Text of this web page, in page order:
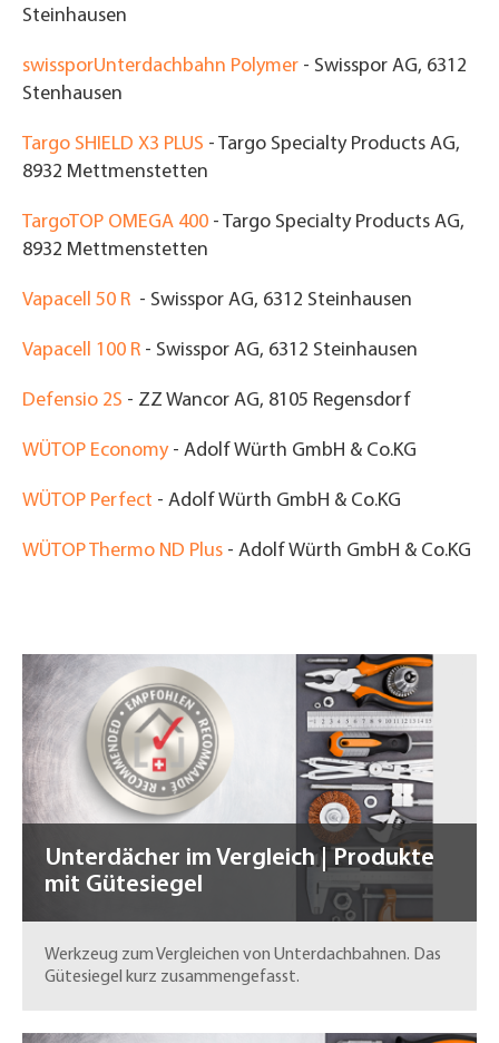
Steinhausen
swissporUnterdachbahn Polymer - Swisspor AG, 6312
Stenhausen
Targo SHIELD X3 PLUS - Targo Specialty Products AG,
8932 Mettmenstetten
TargoTOP OMEGA 400 - Targo Specialty Products AG,
8932 Mettmenstetten
Vapacell 50 R - Swisspor AG, 6312 Steinhausen
Vapacell 100 R - Swisspor AG, 6312 Steinhausen
Defensio 2S - ZZ Wancor AG, 8105 Regensdorf
WÜTOP Economy- Adolf Würth GmbH & Co.KG
WÜTOP Perfect - Adolf Würth GmbH & Co.KG
WÜTOP Thermo ND Plus - Adolf Würth GmbH & Co.KG
Unterdächer im Vergleich | Produkte
mit Gütesiegel
Werkzeug zum Vergleichen von Unterdachbahnen. Das
Gütesiegel kurz zusammengefasst.